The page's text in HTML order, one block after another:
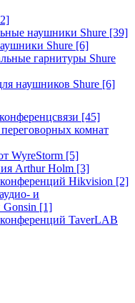
наушники Shure [39]
Shure [6]
гарнитуры Shure
наушников Shure [6]
[45]
комнат
WyreStorm [5]
Arthur Holm [3]
Hikvision [2]
и
[1]
TaverLAB